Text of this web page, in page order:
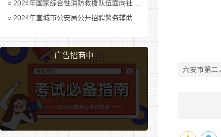
2024年国家综合性消防救援队伍面向社会招录消防员公告
2024年宣城市公安局公开招聘警务辅助人员公告
广告招商中
六安市第二